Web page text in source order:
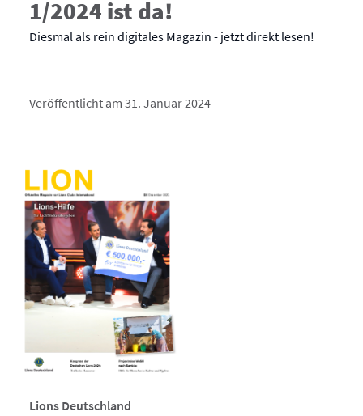
1/2024 ist da!
Diesmal als rein digitales Magazin - jetzt direkt lesen!
Veröffentlicht am 31. Januar 2024
Lions Deutschland